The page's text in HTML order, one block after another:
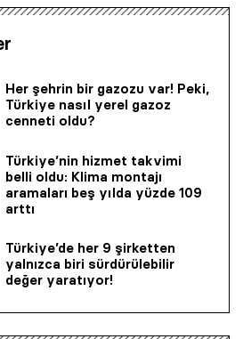
Her şehrin bir gazozu var! Peki,
Türkiye nasıl yerel gazoz
cenneti oldu?
Türkiye’nin hizmet takvimi
belli oldu: Klima montajı
aramaları beş yılda yüzde 109
arttı
Türkiye’de her 9 şirketten
yalnızca biri sürdürülebilir
değer yaratıyor!